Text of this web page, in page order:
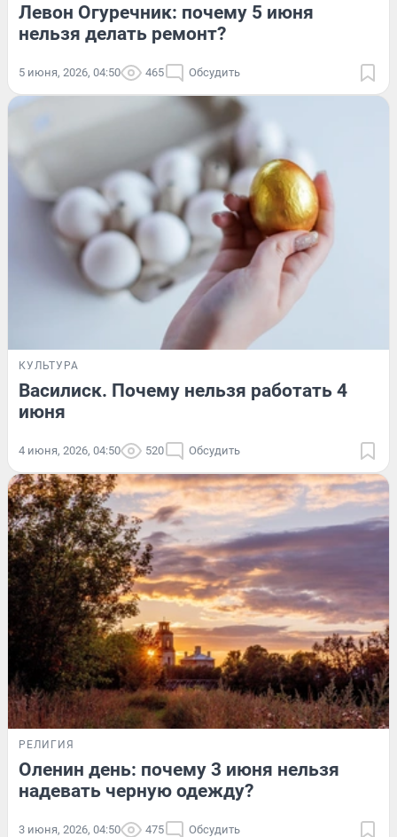
Левон Огуречник: почему 5 июня
нельзя делать ремонт?
5 июня, 2026, 04:50 465 Обсудить
КУЛЬТУРА
Василиск. Почему нельзя работать 4
июня
4 июня, 2026, 04:50 520 Обсудить
РЕЛИГИЯ
Оленин день: почему 3 июня нельзя
надевать черную одежду?
3 июня, 2026, 04:50 475 Обсудить